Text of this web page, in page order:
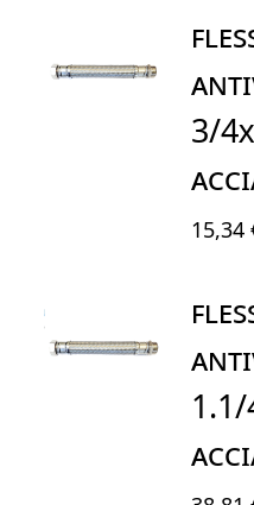
3/
15,34
1.1/